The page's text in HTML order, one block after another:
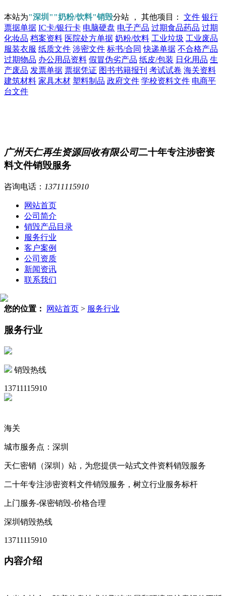
本站为"深圳""奶粉/饮料"销毁分站 ， 其他项目： 文件 银行
票据单据 IC卡/银行卡 电脑硬盘 电子产品 过期食品药品 过期
化妆品 档案资料 医院处方单据 奶粉/饮料 工业垃圾 工业废品
服装衣服 纸质文件 涉密文件 标书/合同 快递单据 不合格产品
过期物品 办公用品资料 假冒伪劣产品 纸皮/包装 日化用品 生
产废品 发票单据 票据凭证 图书书籍报刊 考试试卷 海关资料
建筑材料 家具木材 塑料制品 政府文件 学校资料文件 电商平
台文件
广州天仁再生资源回收有限公司二十年专注涉密资
料文件销毁服务
咨询电话： 13711115910
网站首页
公司简介
销毁产品目录
服务行业
客户案例
公司资质
新闻资讯
联系我们
您的位置： 网站首页 > 服务行业
服务行业
销毁热线
13711115910
海关
城市服务点：深圳
天仁密销（深圳）站，为您提供一站式文件资料销毁服务
二十年专注涉密资料文件销毁服务，树立行业服务标杆
上门服务-保密销毁-价格合理
深圳销毁热线
13711115910
内容介绍